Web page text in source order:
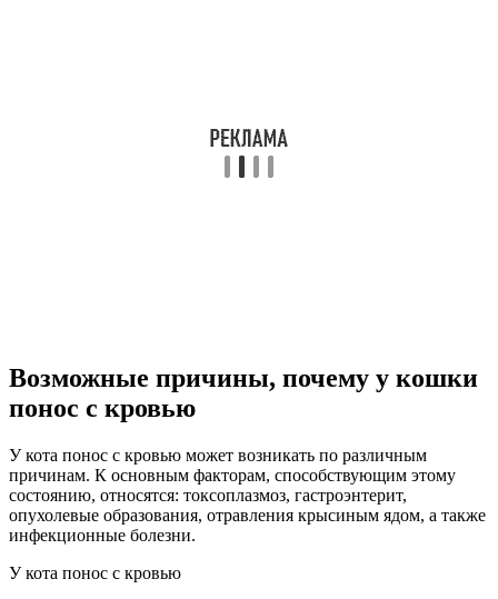
Возможные причины, почему у кошки
понос с кровью
У кота понос с кровью может возникать по различным
причинам. К основным факторам, способствующим этому
состоянию, относятся: токсоплазмоз, гастроэнтерит,
опухолевые образования, отравления крысиным ядом, а также
инфекционные болезни.
У кота понос с кровью